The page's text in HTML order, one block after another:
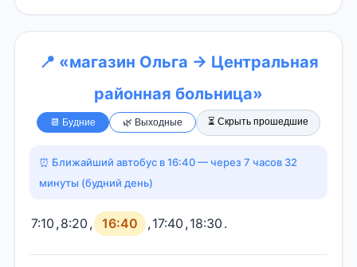
📍 «магазин Ольга → Центральная
районная больница»
📆 Будние 🌿 Выходные ⏳ Скрыть прошедшие
⏰ Ближайший автобус в 16:40 — через 7 часов 32
минуты (будний день)
7:10 ,8:20 , 16:40 ,17:40 ,18:30 .